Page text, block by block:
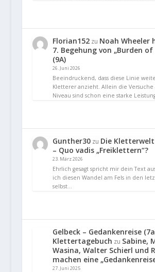
Florian152zu Noah Wheeler
7. Begehung von „Burden of
(9A)
26. Juni 2026
Beeindruckend, dass diese Linie
Kletterer anzieht. Allein die Versuche
Niveau sind schon eine starke
Gunther30zu Die
– Quo vadis „Freiklettern“?
23. März 2026
Ehrlich gesagt spricht mir dein Text
ich diesen Wandel am Fels in den
selbst…
Gelbeck – Gedankenreise
Klettertagebuch zu Sabine,
Wasina, Walter Schierl und
machen eine
27. Juni 2025